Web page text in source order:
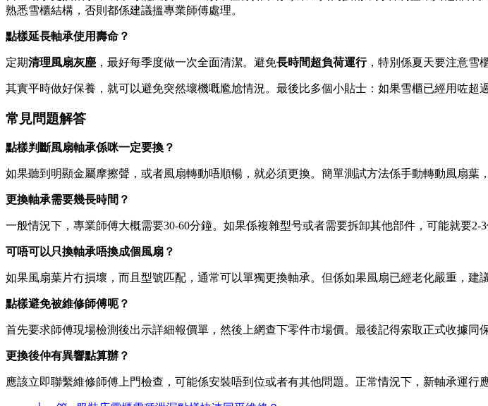
熟悉雪櫃結構，否則都係建議搵專業師傅處理。
點樣延長軸承使用壽命？
定期清理風扇灰塵，最好每季度做一次全面清潔。避免長時間超負荷運行，特別係夏天要注意雪
其實平時做好保養，就可以避免突然壞機嘅尷尬情況。最後比多個小貼士：如果雪櫃已經用咗超
常見問題解答
點樣判斷風扇軸承係咪一定要換？
如果聽到明顯金屬摩擦聲，或者風扇轉動唔順暢，就必須更換。簡單測試方法係手動轉動風扇葉
更換軸承需要幾長時間？
一般情況下，專業師傅大概需要30-60分鐘。如果係複雜型号或者需要拆卸其他部件，可能就要2-3
可唔可以只換軸承唔換成個風扇？
如果風扇葉片冇損壞，而且型號匹配，通常可以單獨更換軸承。但係如果風扇已經老化嚴重，建
點樣避免被維修師傅呃？
首先要求師傅現場檢測後出示詳細報價單，然後上網查下零件市場價。最後記得索取正式收據同保
更換後仲有異響點算辦？
應該立即聯繫維修師傅上門檢查，可能係安裝唔到位或者有其他問題。正常情況下，新軸承運行